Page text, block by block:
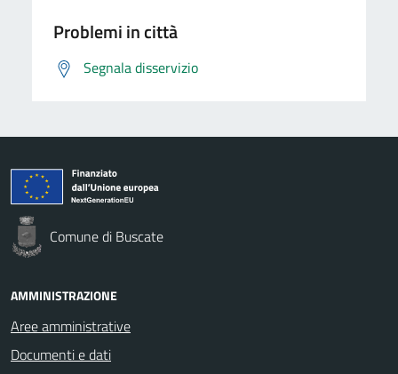
Problemi in città
Segnala disservizio
Comune di Buscate
AMMINISTRAZIONE
Aree amministrative
Documenti e dati